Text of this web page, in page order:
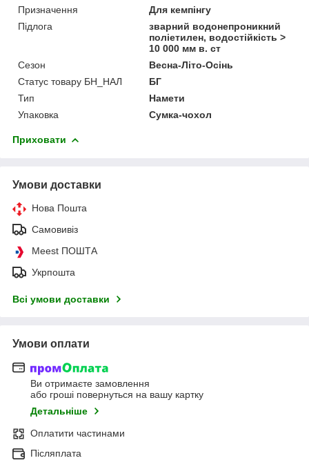
Призначення
Для кемпінгу
Підлога
зварний водонепроникний
поліетилен, водостійкість >
10 000 мм в. ст
Сезон
Весна-Літо-Осінь
Статус товару БН_НАЛ
БГ
Тип
Намети
Упаковка
Сумка-чохол
Приховати
Умови доставки
Нова Пошта
Самовивіз
Meest ПОШТА
Укрпошта
Всі умови доставки
Умови оплати
Ви отримаєте замовлення
або гроші повернуться на вашу картку
Детальніше
Оплатити частинами
Післяплата